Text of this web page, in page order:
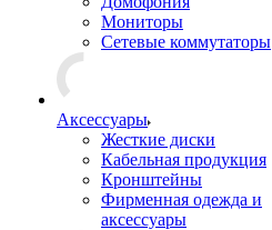
Мониторы
Сетевые коммутаторы
Аксессуары
Жесткие диски
Кабельная продукция
Кронштейны
Фирменная одежда и
аксессуары